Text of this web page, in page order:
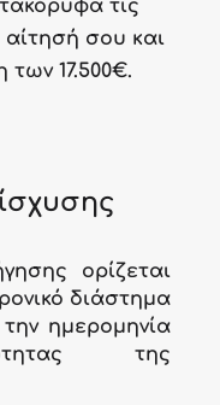
τις
αίτησή σου και
των 17.500€.
ορίζεται
διάστημα
ημερομηνία
της